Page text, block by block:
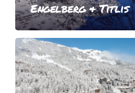
Engelberg & Titlis